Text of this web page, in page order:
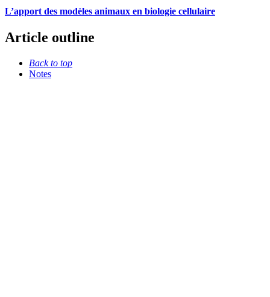
L’apport des modèles animaux en biologie cellulaire
Article outline
Back to top
Notes